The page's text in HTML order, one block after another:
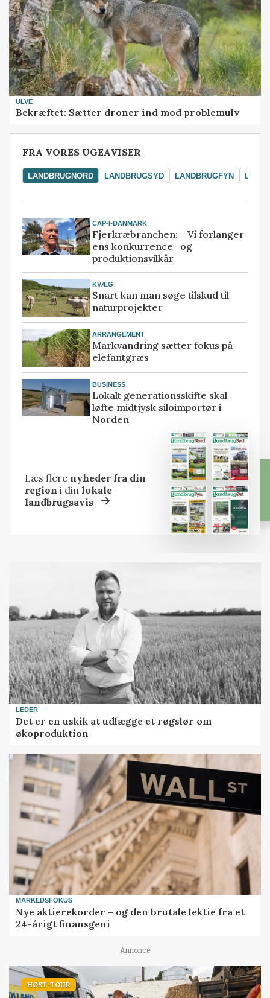
ULVE
Bekræftet: Sætter droner ind mod problemulv
FRA VORES UGEAVISER
LANDBRUGNORD LANDBRUGSYD LANDBRUGFYN
CAP-I-DANMARK
Fjerkræbranchen: - Vi forlanger
ens konkurrence- og
produktionsvilkår
KVÆG
Snart kan man søge tilskud til
naturprojekter
ARRANGEMENT
Markvandring sætter fokus på
elefantgræs
BUSINESS
Lokalt generationsskifte skal
løfte midtjysk siloimportør i
Norden
Læs flere nyheder fra din
region i dinlokale
landbrugsavis
LEDER
Det er en uskik at udlægge et røgslør om
økoproduktion
MARKEDSFOKUS
Nye aktierekorder – og den brutale lektie fra et
24-årigt finansgeni
Annonce
HØST-TOUR